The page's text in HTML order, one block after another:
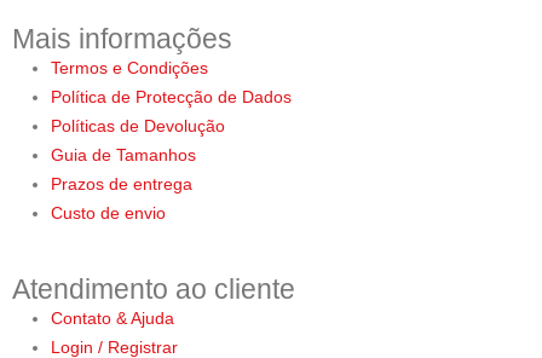
Mais informações
Termos e Condições
Política de Protecção de Dados
Políticas de Devolução
Guia de Tamanhos
Prazos de entrega
Custo de envio
Atendimento ao cliente
Contato & Ajuda
Login / Registrar